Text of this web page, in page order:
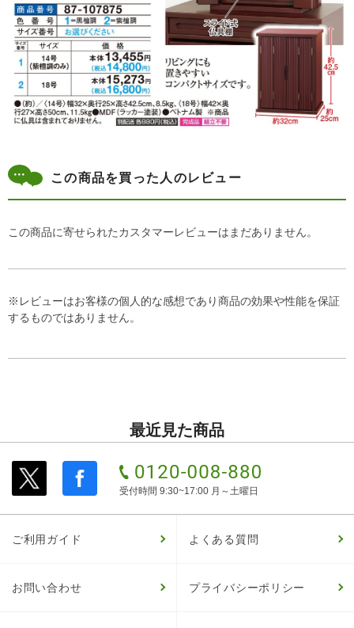
この商品を買った人のレビュー
この商品に寄せられたカスタマーレビューはまだありません。
※レビューはお客様の個人的な感想であり商品の効果や性能を保証
するものではありません。
最近見た商品
受付時間 9:30~17:00 月～土曜日
ご利用ガイド よくある質問
お問い合わせ プライバシーポリシー